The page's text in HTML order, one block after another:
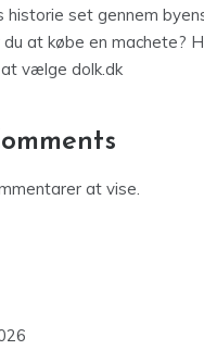
historie set gennem
du at købe en machete?
vælge dolk.dk
at vise.